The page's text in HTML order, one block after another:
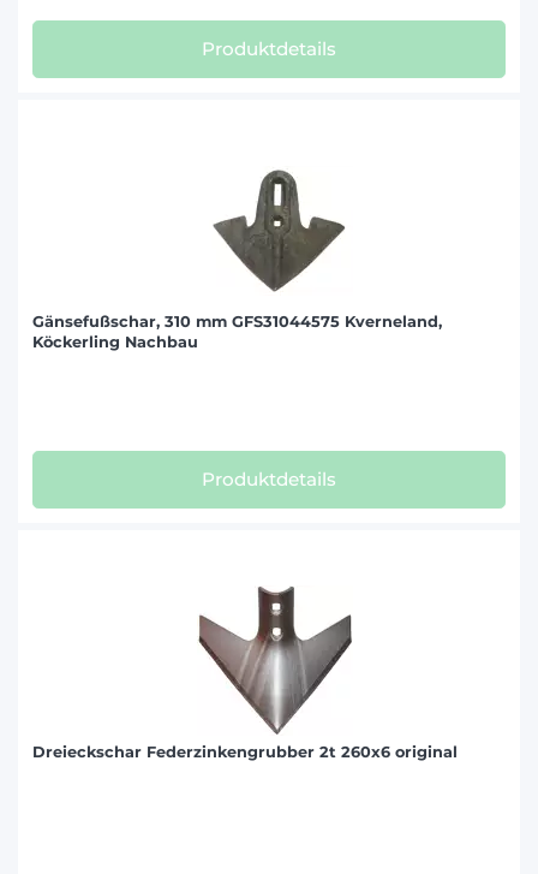
Produktdetails
Gänsefußschar, 310 mm GFS31044575 Kverneland,
Köckerling Nachbau
Produktdetails
Dreieckschar Federzinkengrubber 2t 260x6 original